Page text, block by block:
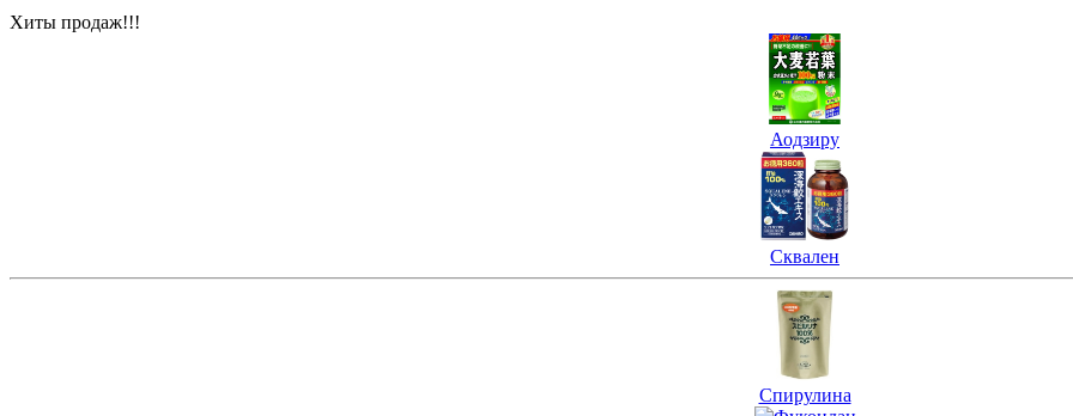
Хиты продаж!!!
Аодзиру
Сквален
Спирулина